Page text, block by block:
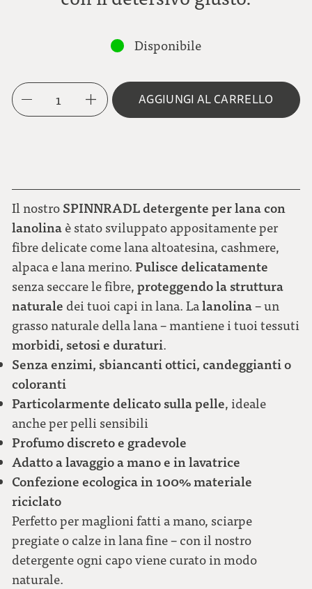
Disponibile
1 AGGIUNGI AL CARRELLO
Il nostro SPINNRADL detergente per lana con
lanolina è stato sviluppato appositamente per
fibre delicate come lana altoatesina, cashmere,
alpaca e lana merino.Pulisce delicatamente
senza seccare le fibre,proteggendo la struttura
naturale dei tuoi capi in lana. Lalanolina– un
grasso naturale della lana – mantiene i tuoi tessuti
morbidi, setosi e duraturi.
Senza enzimi, sbiancanti ottici, candeggianti o
coloranti
Particolarmente delicato sulla pelle, ideale
anche per pelli sensibili
Profumo discreto e gradevole
Adatto a lavaggio a mano e in lavatrice
Confezione ecologica in 100% materiale
riciclato
Perfetto per maglioni fatti a mano, sciarpe
pregiate o calze in lana fine – con il nostro
detergente ogni capo viene curato in modo
naturale.